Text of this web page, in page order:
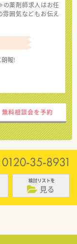
薬剤師求人はお任
雰囲気などもお伝え
報!
無料相談会を予約
検討リストを
見る